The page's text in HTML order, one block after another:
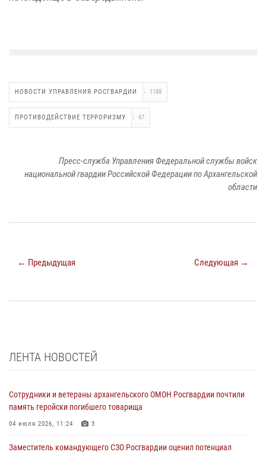
НОВОСТИ УПРАВЛЕНИЯ РОСГВАРДИИ 1188
ПРОТИВОДЕЙСТВИЕ ТЕРРОРИЗМУ 67
Пресс-служба Управления Федеральной службы войск
национальной гвардии Российской Федерации по Архангельской
области
← Предыдущая Следующая →
ЛЕНТА НОВОСТЕЙ
Сотрудники и ветераны архангельского ОМОН Росгвардии почтили
память геройски погибшего товарища
04 июля 2026, 11:24 3
Заместитель командующего СЗО Росгвардии оценил потенциал